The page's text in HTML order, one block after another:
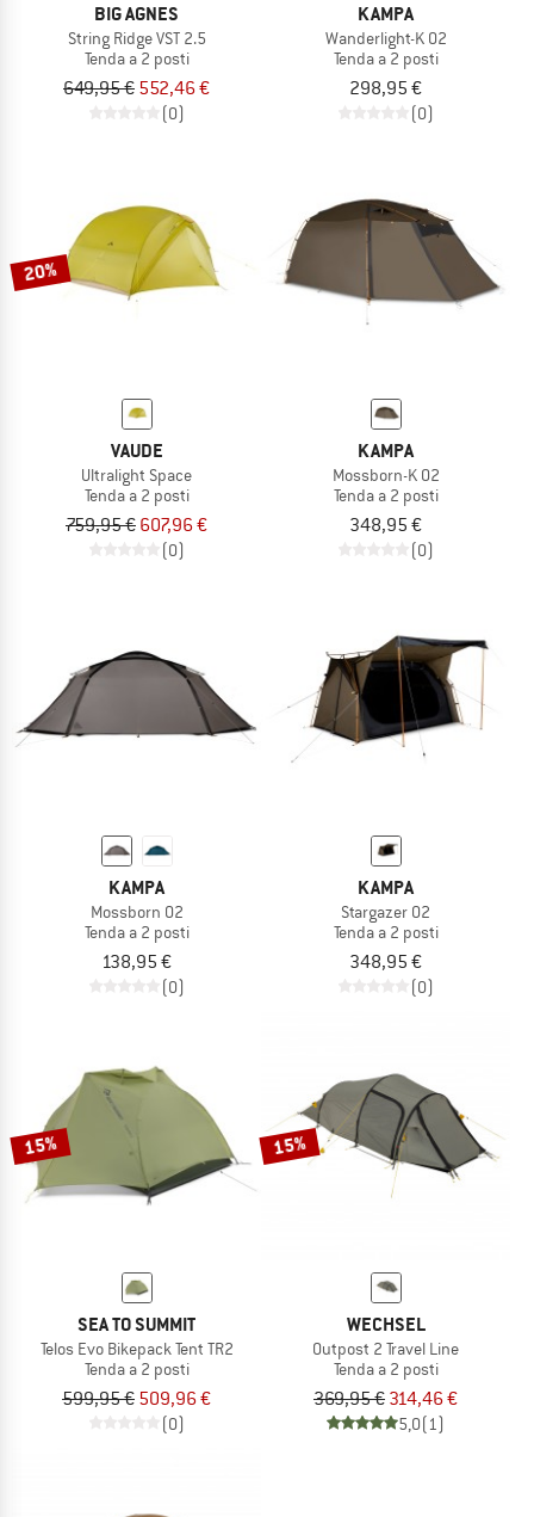
BIG AGNES
String Ridge VST 2.5
Tenda a 2 posti
649,95 € 552,46 €
(0)
KAMPA
Wanderlight-K 02
Tenda a 2 posti
298,95 €
(0)
20%
VAUDE
Ultralight Space
Tenda a 2 posti
759,95 € 607,96 €
(0)
KAMPA
Mossborn-K 02
Tenda a 2 posti
348,95 €
(0)
KAMPA
Mossborn 02
Tenda a 2 posti
138,95 €
(0)
KAMPA
Stargazer 02
Tenda a 2 posti
348,95 €
(0)
15%
SEA TO SUMMIT
Telos Evo Bikepack Tent TR2
Tenda a 2 posti
599,95 € 509,96 €
(0)
15%
WECHSEL
Outpost 2 Travel Line
Tenda a 2 posti
369,95 € 314,46 €
5,0(1)